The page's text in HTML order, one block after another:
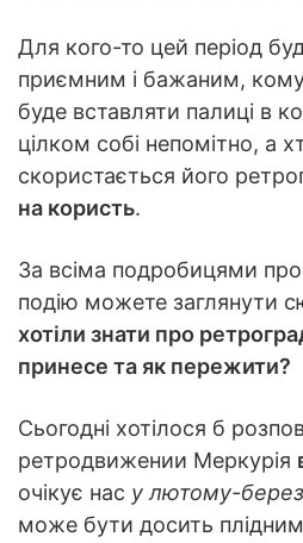
Для кого-то цей період
приємним і бажаним,
буде вставляти палиці в
цілком собі непомітно, а
скористається його
на користь.
За всіма подробицями
подію можете заглянути
хотіли знати про
принесе та як пережити?
Сьогодні хотілося б
ретродвижении Меркурія
очікує нас у лютому-
може бути досить